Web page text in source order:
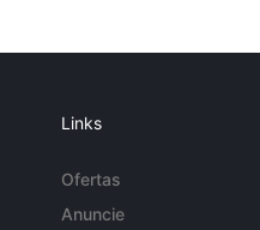
Links
Ofertas
Anuncie